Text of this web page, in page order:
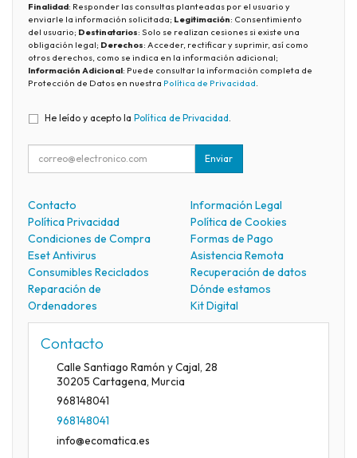
Finalidad: Responder las consultas planteadas por el usuario y
enviarle la información solicitada; Legitimación: Consentimiento
del usuario; Destinatarios: Solo se realizan cesiones si existe una
obligación legal; Derechos: Acceder, rectificar y suprimir, así como
otros derechos, como se indica en la información adicional;
Información Adicional: Puede consultar la información completa de
Protección de Datos en nuestra Política de Privacidad.
He leído y acepto la Política de Privacidad
Enviar
Contacto
Información Legal
Política Privacidad
Política de Cookies
Condiciones de Compra
Formas de Pago
Eset Antivirus
Asistencia Remota
Consumibles Reciclados
Recuperación de datos
Reparación de
Ordenadores
Dónde estamos
Kit Digital
Contacto
Calle Santiago Ramón y Cajal, 28
30205 Cartagena, Murcia
968148041
968148041
info@ecomatica.es